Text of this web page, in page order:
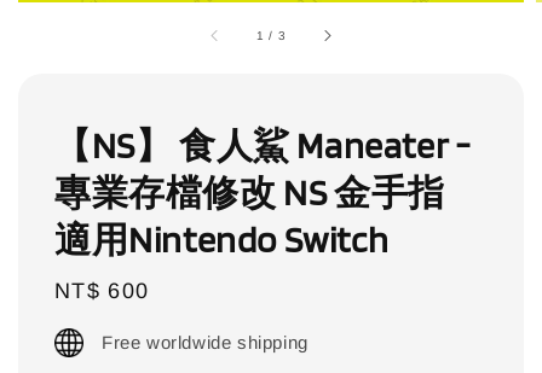
1 / 3
【NS】 食人鯊 Maneater -
專業存檔修改 NS 金手指
適用Nintendo Switch
Regular
price
NT$ 600
Free worldwide shipping